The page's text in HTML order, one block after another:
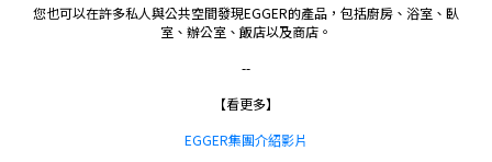
您也可以在許多私人與公共空間發現EGGER的產品，包括廚房、浴室、臥
室、辦公室、飯店以及商店。
--
【看更多】
EGGER集團介紹影片